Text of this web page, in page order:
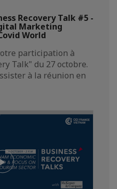
Recovery Talk #5 -
Marketing
World
participation à
Talk" du 27 octobre.
à la réunion en